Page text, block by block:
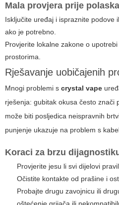
Mala provjera prije polaska
Isključite uređaj i ispraznite podove
ako je potrebno.
Provjerite lokalne zakone o
prostorima.
Rješavanje uobičajenih
Mnogi problemi s crystal vape
rješenja: gubitak okusa često znači
može biti posljedica neispravnih
punjenje ukazuje na problem s
Koraci za brzu
Provjerite jesu li svi dijelovi
Očistite kontakte od prašine i
Probajte drugu zavojnicu ili